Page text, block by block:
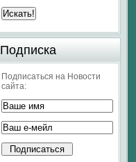
Подписка
Подписаться на Новости
сайта: